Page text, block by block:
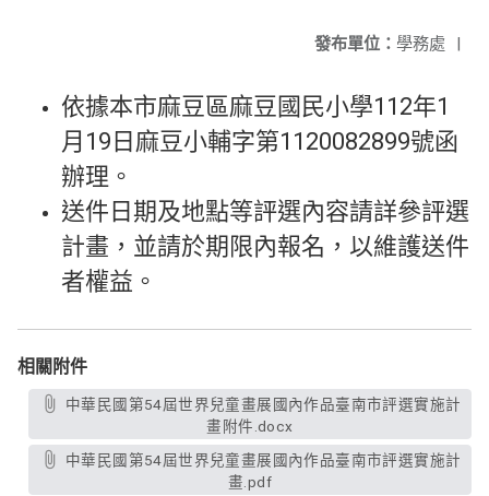
發布單位： 學務處 |
依據本市麻豆區麻豆國民小學112年1
月19日麻豆小輔字第1120082899號函
辦理。
送件日期及地點等評選內容請詳參評選
計畫，並請於期限內報名，以維護送件
者權益。
相關附件
畫附件.docx
畫.pdf